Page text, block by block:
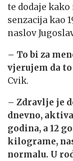
te dodaje kako
senzacija kao
naslov
– To bi za
vjerujem da
Cvik.
– Zdravlje je
dnevno,
godina, a 12
kilograme,
normalu. U